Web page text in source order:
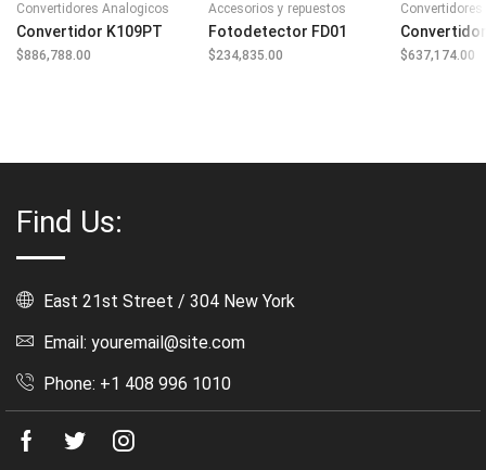
Convertidores Analogicos
Convertidor K109PT
$886,788.00
Accesorios y repuestos
Fotodetector FD01
$234,835.00 $637,174.00
Find Us:
East 21st Street / 304 New York
Email: youremail@site.com
Phone: +1 408 996 1010
Facebook
Twitter